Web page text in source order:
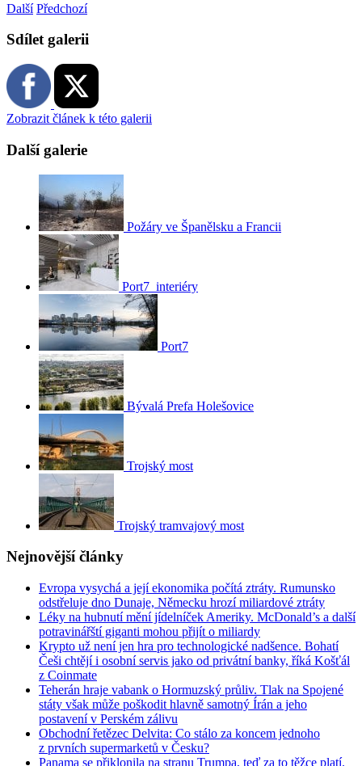
Další Předchozí
Sdílet galerii
Zobrazit článek k této galerii
Další galerie
Požáry ve Španělsku a Francii
Port7_interiéry
Port7
Bývalá Prefa Holešovice
Trojský most
Trojský tramvajový most
Nejnovější články
Evropa vysychá a její ekonomika počítá ztráty. Rumunsko
odstřeluje dno Dunaje, Německu hrozí miliardové ztráty
Léky na hubnutí mění jídelníček Ameriky. McDonald’s a další
potravinářští giganti mohou přijít o miliardy
Krypto už není jen hra pro technologické nadšence. Bohatí
Češi chtějí i osobní servis jako od privátní banky, říká Košťál
z Coinmate
Teherán hraje vabank o Hormuzský průliv. Tlak na Spojené
státy však může poškodit hlavně samotný Írán a jeho
postavení v Perském zálivu
Obchodní řetězec Delvita: Co stálo za koncem jednoho
z prvních supermarketů v Česku?
Panama se přiklonila na stranu Trumpa, teď za to těžce platí.